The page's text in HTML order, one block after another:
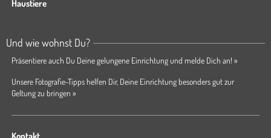
Haustiere
Und wie wohnst Du?
Präsentiere auch Du Deine gelungene Einrichtung und melde Dich an! »
Unsere Fotografie-Tipps helfen Dir, Deine Einrichtung besonders gut zur
Geltung zu bringen »
Kontakt